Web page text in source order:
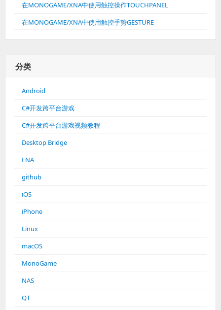
在MONOGAME/XNA中使用触控操作TOUCHPANEL
在MONOGAME/XNA中使用触控手势GESTURE
分类
Android
C#开发跨平台游戏
C#开发跨平台游戏视频教程
Desktop Bridge
FNA
github
iOS
iPhone
Linux
macOS
MonoGame
NAS
QT